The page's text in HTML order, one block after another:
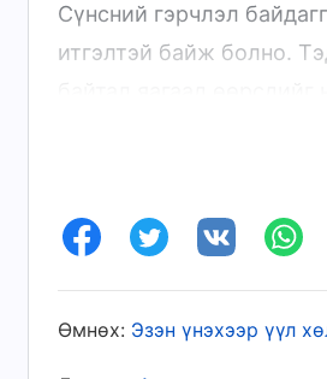
Сүнсний гэрчлэл
итгэлтэй байж болно.
зөрчилддөг биш үү?
Петрт Эзэн Есүсийн
ламд эрх мэдэл
тэдэнд ч бас Бурхан эрх
Өмнөх: Эзэн үнэхээр үүл